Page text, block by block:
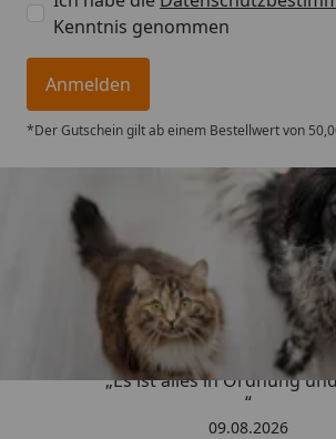
Kenntnis genommen
Anmelden
*Der Gutschein gilt ab einem Bestellwert von
Trusted Shops
4,73/ 5
„Es ist alles in Ordnung
“
09.08.2026